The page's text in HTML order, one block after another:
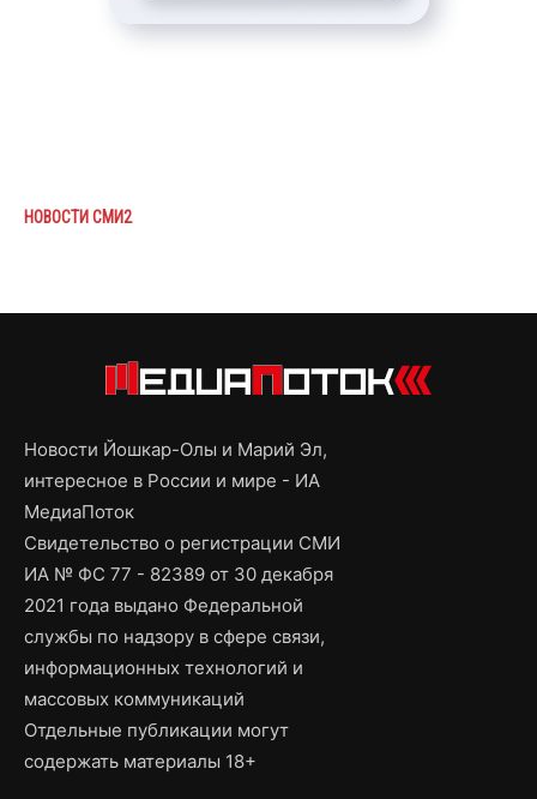
НОВОСТИ СМИ2
Новости Йошкар-Олы и Марий Эл,
интересное в России и мире - ИА
МедиаПоток
Свидетельство о регистрации СМИ
ИА № ФС 77 - 82389 от 30 декабря
2021 года выдано Федеральной
службы по надзору в сфере связи,
информационных технологий и
массовых коммуникаций
Отдельные публикации могут
содержать материалы 18+